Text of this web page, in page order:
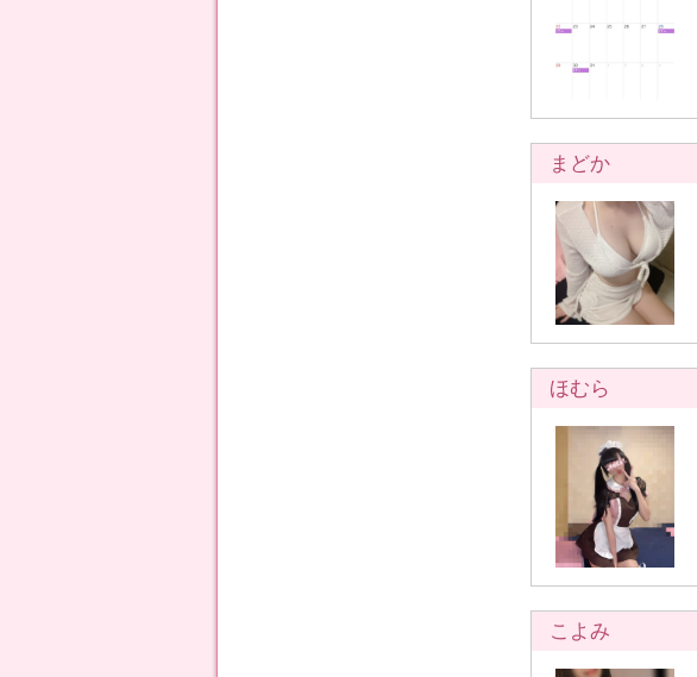
まどか
ほむら
こよみ